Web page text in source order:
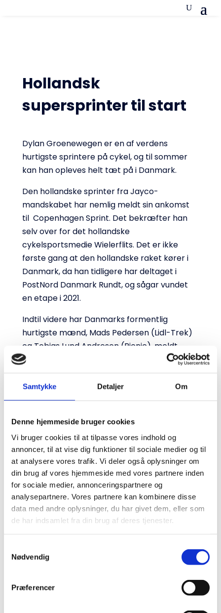
Samtykke Detaljer Om
Denne hjemmeside bruger cookies
Vi bruger cookies til at tilpasse vores indhold og
annoncer, til at vise dig funktioner til sociale medier og til
at analysere vores trafik. Vi deler også oplysninger om
din brug af vores hjemmeside med vores partnere inden
for sociale medier, annonceringspartnere og
analysepartnere. Vores partnere kan kombinere disse
data med andre oplysninger, du har givet dem, eller som
de har indsamlet fra din brug af deres tjenester.
Nødvendig
Præferencer
Hollandsk
supersprinter til start
Dylan Groenewegen er en af verdens
hurtigste sprintere på cykel, og til sommer
kan han opleves helt tæt på i Danmark.
Den hollandske sprinter fra Jayco-
mandskabet har nemlig meldt sin ankomst
til Copenhagen Sprint. Det bekræfter han
selv over for det hollandske
cykelsportsmedie Wielerflits. Det er ikke
første gang at den hollandske raket kører i
Danmark, da han tidligere har deltaget i
PostNord Danmark Rundt, og sågar vundet
en etape i 2021.
Indtil videre har Danmarks formentlig
hurtigste mænd, Mads Pedersen (Lidl-Trek)
og Tobias Lund Andresen (Picnic), meldt
deres ankomst. Dylan Groenewegen, der har
vundet seks etaper i Tour de France, er den
første internationale stjerne, der åbent har
bekræftet sin deltagelse.
Copenhagen Sprint bliver en fest for
cykelsportens hurtigste, og danske tilskuere
kan se frem til en spektakulær afslutning i
hjertet af hovedstaden.
Udvalgte sejre
6 etapesejre i Tour de France
Etapesejr i Post Nord Danmark Rundt
Vinder af Kuurne-Brussels-Kuurne 2018
Vinder af flere etaper i UAE Tour og Paris-
Nice